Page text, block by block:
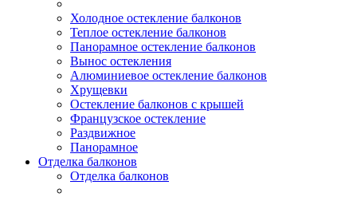
Холодное остекление балконов
Теплое остекление балконов
Панорамное остекление балконов
Вынос остекления
Алюминиевое остекление балконов
Хрущевки
Остекление балконов с крышей
Французское остекление
Раздвижное
Панорамное
Отделка балконов
Отделка балконов